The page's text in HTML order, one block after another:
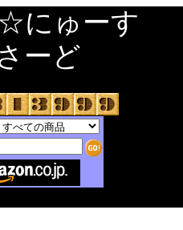
にゅーす
ど